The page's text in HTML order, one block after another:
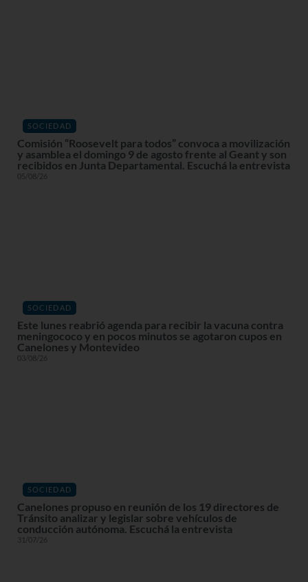
SOCIEDAD
Comisión “Roosevelt para todos” convoca a movilización
y asamblea el domingo 9 de agosto frente al Geant y son
recibidos en Junta Departamental. Escuchá la entrevista
05/08/26
SOCIEDAD
Este lunes reabrió agenda para recibir la vacuna contra
meningococo y en pocos minutos se agotaron cupos en
Canelones y Montevideo
03/08/26
SOCIEDAD
Canelones propuso en reunión de los 19 directores de
Tránsito analizar y legislar sobre vehículos de
conducción autónoma. Escuchá la entrevista
31/07/26